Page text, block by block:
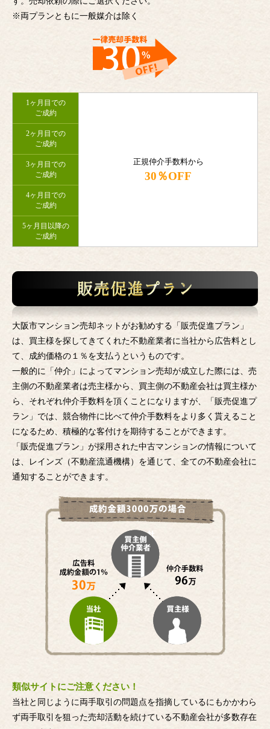
※両プランともに一般媒介は除く
1ヶ月目での
ご成約
正規仲介手数料から
30％OFF
2ヶ月目での
ご成約
3ヶ月目での
ご成約
4ヶ月目での
ご成約
5ヶ月目以降の
ご成約
大阪市マンション売却ネットがお勧めする「販売促進プラン」
は、買主様を探してきてくれた不動産業者に当社から広告料とし
て、成約価格の１％を支払うというものです。
一般的に「仲介」によってマンション売却が成立した際には、売
主側の不動産業者は売主様から、買主側の不動産会社は買主様か
ら、それぞれ仲介手数料を頂くことになりますが、「販売促進プ
ラン」では、競合物件に比べて仲介手数料をより多く貰えること
になるため、積極的な客付けを期待することができます。
「販売促進プラン」が採用された中古マンションの情報について
は、レインズ（不動産流通機構）を通じて、全ての不動産会社に
通知することができます。
類似サイトにご注意ください！
当社と同じように両手取引の問題点を指摘しているにもかかわら
ず両手取引を狙った売却活動を続けている不動産会社が多数存在